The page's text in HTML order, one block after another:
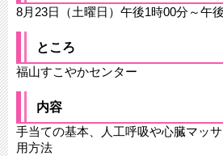
8月23日（土曜日）午後1時00分～午
ところ
福山すこやかセンター
内容
手当ての基本、人工呼吸や心臓マッ
用方法